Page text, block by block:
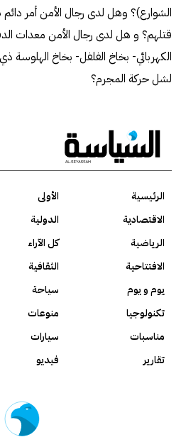
الشوارع)؟ وهل لدى رجال الأمن أمر دائم
قتلهم؟ و هل لدى رجال الأمن معدات
الكهربائي- بخاخ الفلفل- بخاخ الهلوسة
لشل حركة المجرم؟
الرئيسية الأولى
الاقتصادية
الدولية
الرياضية
كل الآراء
الافتتاحية
الثقافية
يوم و يوم
سياحة
تكنولوجيا
منوعات
مناسبات
سيارات
تقارير
فيديو